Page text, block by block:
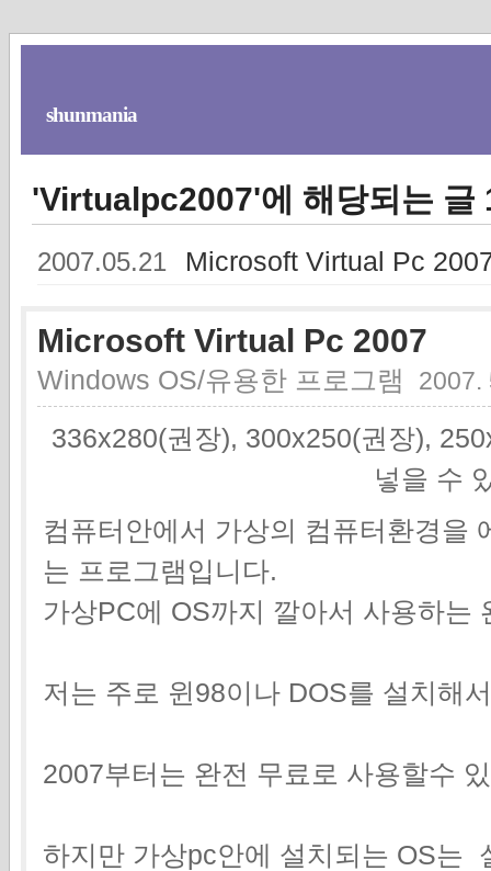
shunmania
'Virtualpc2007'에 해당되는 글
2007.05.21 Microsoft Virtual Pc
Microsoft Virtual Pc 2007
Windows OS/유용한 프로그램 2007.
336x280(권장), 300x250(권장),
넣을 수
컴퓨터안에서 가상의 컴퓨터환경을
는 프로그램입니다.
가상PC에 OS까지 깔아서 사용하는
저는 주로 윈98이나 DOS를 설치해
2007부터는 완전 무료로 사용할수
하지만 가상pc안에 설치되는 OS는